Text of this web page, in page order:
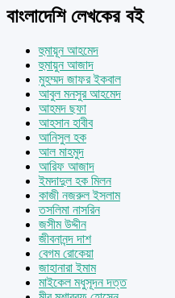
বাংলাদেশি লেখকের বই
হুমায়ূন আহমেদ
হুমায়ুন আজাদ
মুহম্মদ জাফর ইকবাল
আবুল মনসুর আহমেদ
আহমদ ছফা
আহসান হাবীব
আনিসুল হক
আল মাহমুদ
আরিফ আজাদ
ইমদাদুল হক মিলন
কাজী নজরুল ইসলাম
তসলিমা নাসরিন
জসীম উদ্দীন
জীবনানন্দ দাশ
বেগম রোকেয়া
জাহানারা ইমাম
মাইকেল মধুসূদন দত্ত